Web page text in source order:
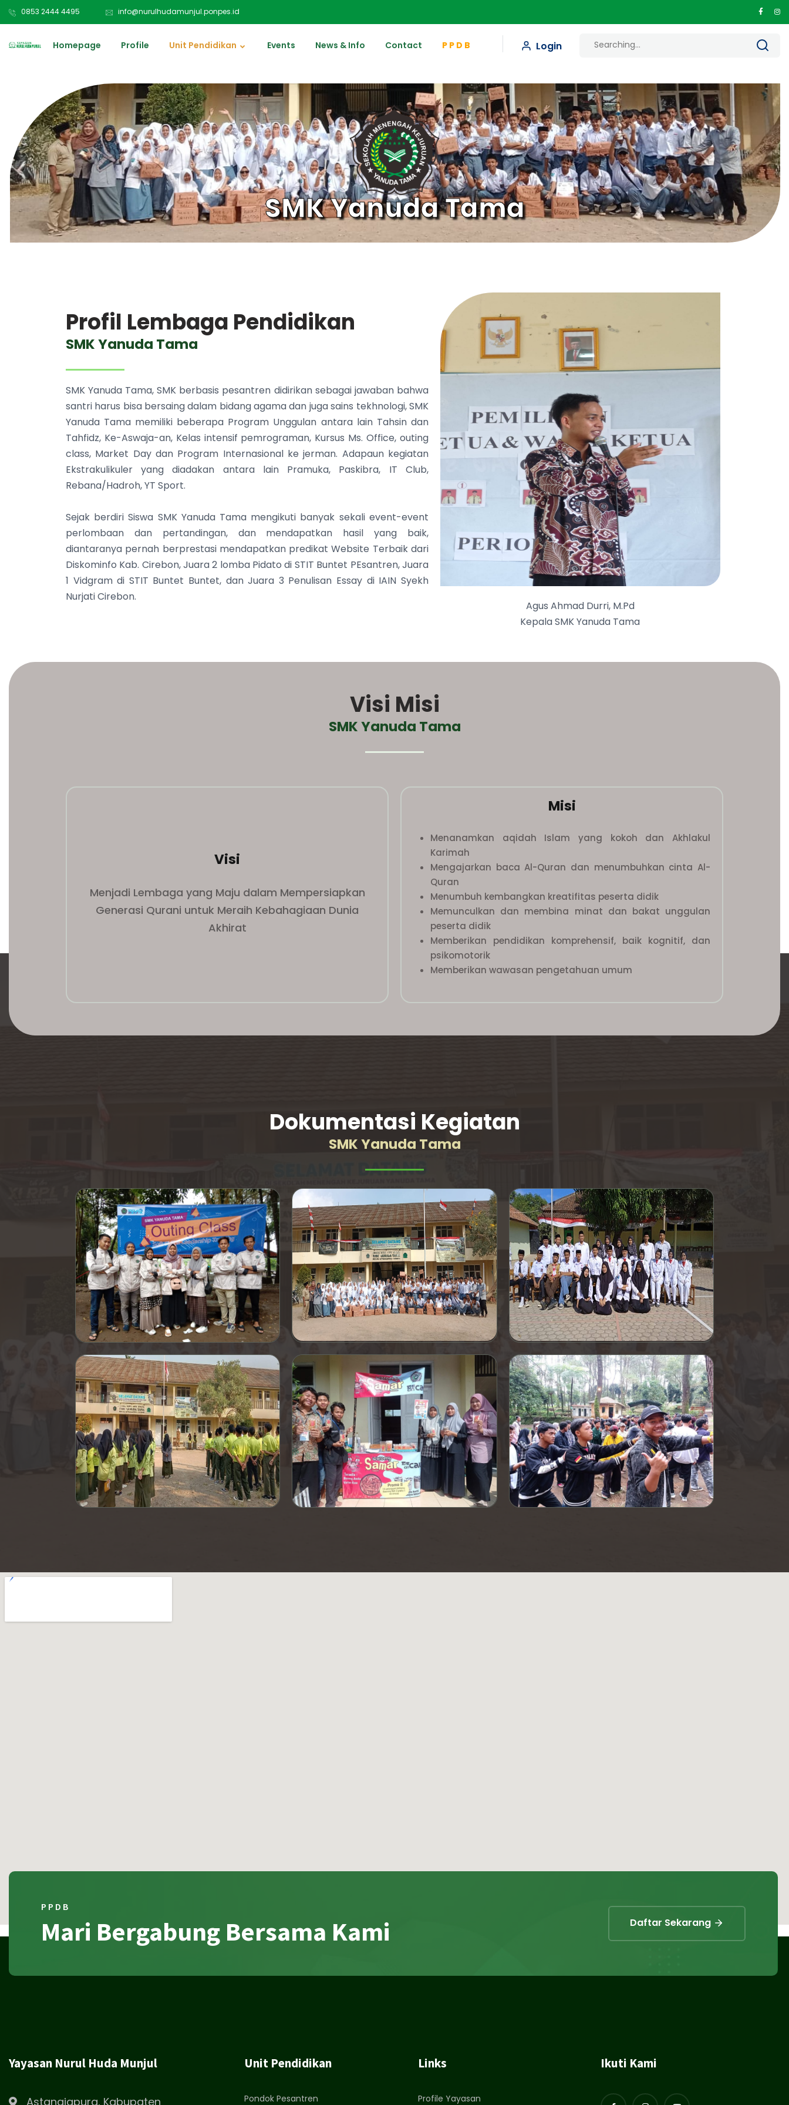
0853 2444 4495 info@nurulhudamunjul.ponpes.id
Homepage Profile Unit Pendidikan Events News & Info Contact P P D B Login
SMK Yanuda Tama
Profil Lembaga Pendidikan
SMK Yanuda Tama
SMK Yanuda Tama, SMK berbasis pesantren didirikan sebagai jawaban bahwa
santri harus bisa bersaing dalam bidang agama dan juga sains tekhnologi, SMK
Yanuda Tama memiliki beberapa Program Unggulan antara lain Tahsin dan
Tahfidz, Ke-Aswaja-an, Kelas intensif pemrograman, Kursus Ms. Office, outing
class, Market Day dan Program Internasional ke jerman. Adapaun kegiatan
Ekstrakulikuler yang diadakan antara lain Pramuka, Paskibra, IT Club,
Rebana/Hadroh, YT Sport.
Sejak berdiri Siswa SMK Yanuda Tama mengikuti banyak sekali event-event
perlombaan dan pertandingan, dan mendapatkan hasil yang baik,
diantaranya pernah berprestasi mendapatkan predikat Website Terbaik dari
Diskominfo Kab. Cirebon, Juara 2 lomba Pidato di STIT Buntet PEsantren, Juara
1 Vidgram di STIT Buntet Buntet, dan Juara 3 Penulisan Essay di IAIN Syekh
Nurjati Cirebon.
Agus Ahmad Durri, M.Pd
Kepala SMK Yanuda Tama
Visi Misi
SMK Yanuda Tama
Visi
Menjadi Lembaga yang Maju dalam Mempersiapkan
Generasi Qurani untuk Meraih Kebahagiaan Dunia
Akhirat
Misi
Menanamkan aqidah Islam yang kokoh dan Akhlakul
Karimah
Mengajarkan baca Al-Quran dan menumbuhkan cinta Al-
Quran
Menumbuh kembangkan kreatifitas peserta didik
Memunculkan dan membina minat dan bakat unggulan
peserta didik
Memberikan pendidikan komprehensif, baik kognitif, dan
psikomotorik
Memberikan wawasan pengetahuan umum
Dokumentasi Kegiatan
SMK Yanuda Tama
P P D B
Mari Bergabung Bersama Kami Daftar Sekarang
Yayasan Nurul Huda Munjul
Astanajapura, Kabupaten
Unit Pendidikan
Pondok Pesantren
Links
Profile Yayasan
Ikuti Kami